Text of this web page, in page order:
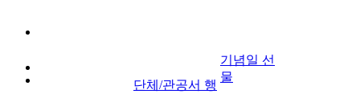
단체/관공서 행
기념일 선
물